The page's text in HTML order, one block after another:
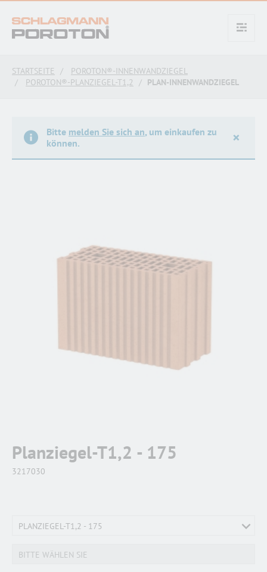
text.skipToContent
text.skipToNavigation
STARTSEITE
POROTON®-INNENWANDZIEGEL
POROTON®-PLANZIEGEL-T1,2
PLAN-INNENWANDZIEGEL
Bitte melden Sie sich an, um einkaufen zu
können.
×
Planziegel-T1,2 - 175
3217030
PLANZIEGEL-T1,2 - 175
BITTE WÄHLEN SIE